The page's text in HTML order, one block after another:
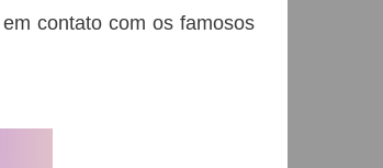
contato com os famosos